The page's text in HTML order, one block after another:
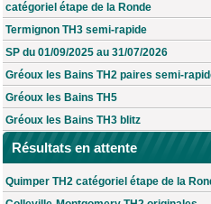
catégoriel étape de la Ronde
Termignon TH3 semi-rapide
SP du 01/09/2025 au 31/07/2026
Gréoux les Bains TH2 paires semi-
Gréoux les Bains TH5
Gréoux les Bains TH3 blitz
Résultats en attente
Quimper TH2 catégoriel étape de la